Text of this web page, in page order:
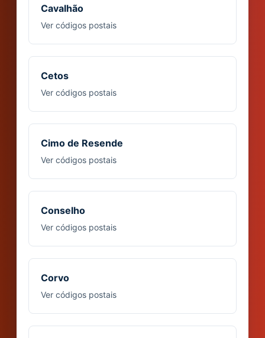
Cavalhão
Ver códigos postais
Cetos
Ver códigos postais
Cimo de Resende
Ver códigos postais
Conselho
Ver códigos postais
Corvo
Ver códigos postais